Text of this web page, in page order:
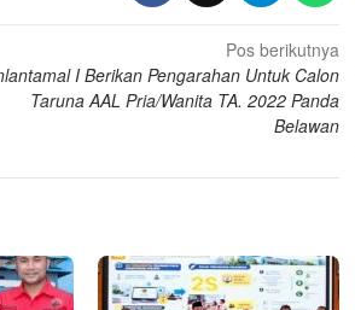
Pos berikutnya
I Berikan Pengarahan Untuk Calon
Taruna AAL Pria/Wanita TA. 2022 Panda
Belawan